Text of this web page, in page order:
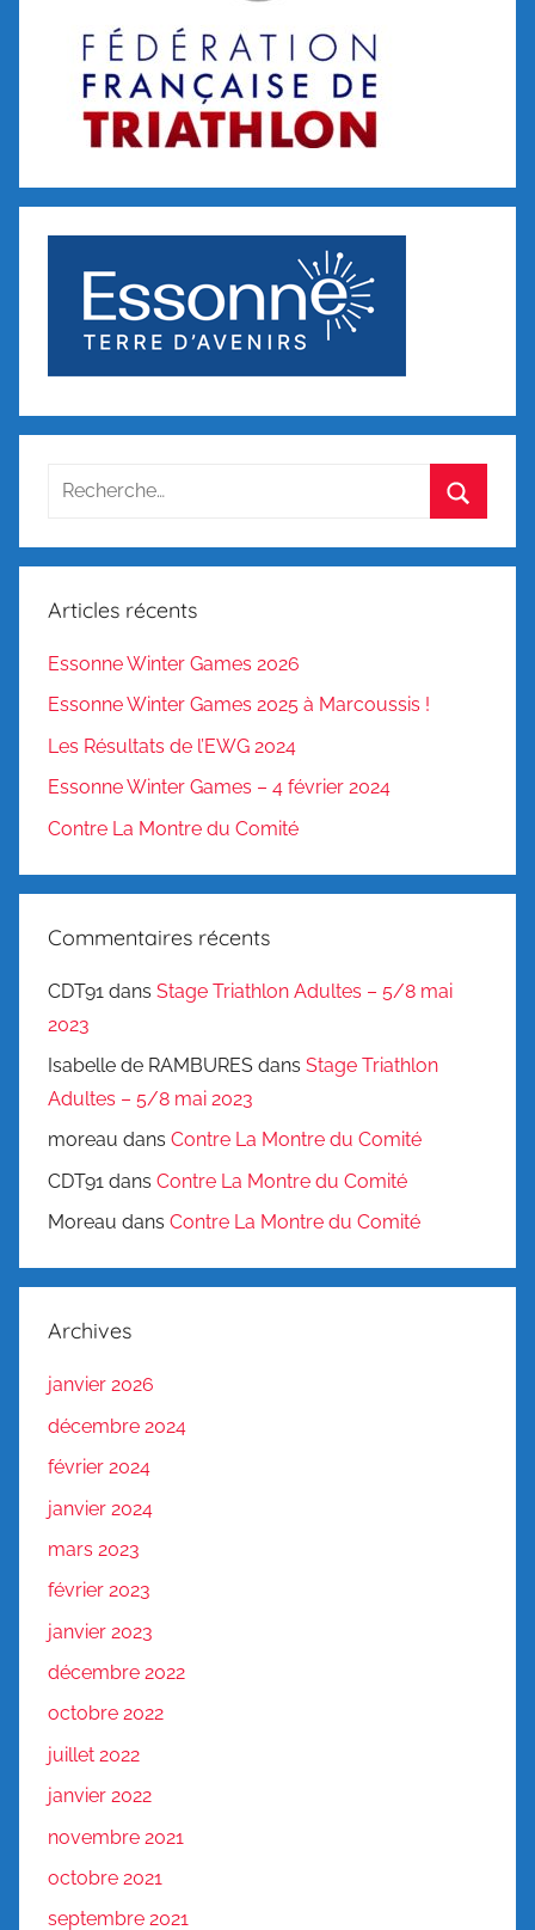
Recherche
:
Articles récents
Essonne Winter Games 2026
Essonne Winter Games 2025 à Marcoussis !
Les Résultats de l’EWG 2024
Essonne Winter Games – 4 février 2024
Contre La Montre du Comité
Commentaires récents
CDT91 dans Stage Triathlon Adultes – 5/8 mai
2023
Isabelle de RAMBURES dans Stage Triathlon
Adultes – 5/8 mai 2023
moreau dans Contre La Montre du Comité
CDT91 dans Contre La Montre du Comité
Moreau dans Contre La Montre du Comité
Archives
janvier 2026
décembre 2024
février 2024
janvier 2024
mars 2023
février 2023
janvier 2023
décembre 2022
octobre 2022
juillet 2022
janvier 2022
novembre 2021
octobre 2021
septembre 2021